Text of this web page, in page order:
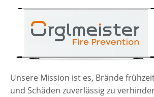
Unsere Mission ist es, Brände
und Schäden zuverlässig zu